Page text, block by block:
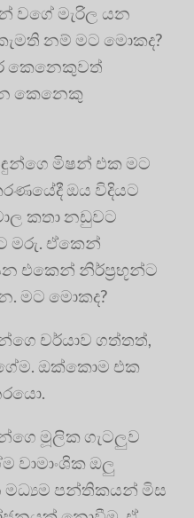
වගේ මැරිල යන
නම් මට මොකද?
කෙනෙකුවත්
කෙනෙකු
මිෂන් එක මට
ඔය විදියට
කතා නඩුවට
මරු. ඒකෙන්
එකෙන් නිර්ප්‍රභූන්ට
මට මොකද?
චර්යාව ගත්තත්,
ඔක්කොම එක
මූලික ගැටලුව
වාමාංශික ඔලු
මධ්‍යම පන්තිකයන් මිස